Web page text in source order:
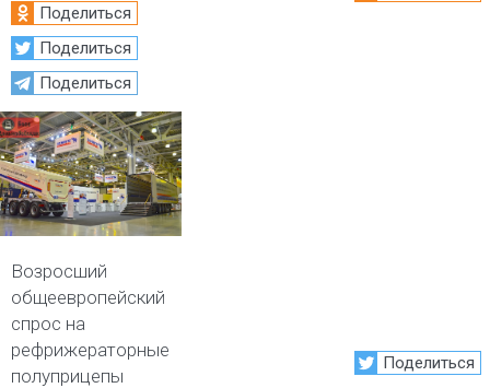
Поделиться
Поделиться
Поделиться
Возросший
общеевропейский
спрос на
рефрижераторные
полуприцепы
Поделиться